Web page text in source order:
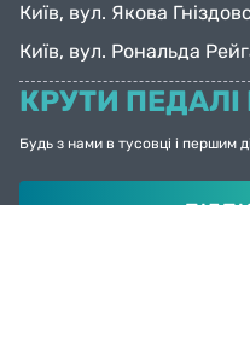
Київ, вул. Якова
Київ, вул. Рональда
КРУТИ
Будь з нами в тусовці і першим